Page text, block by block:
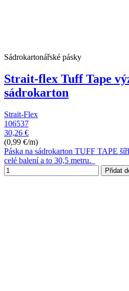
Sádrokartonářské pásky
Strait-flex Tuff Tape
sádrokarton
Strait-Flex
106537
30,26 €
(0,99 €/m)
Páska na sádrokarton TUFF TAPE
celé balení a to 30,5 metru.
Přidat